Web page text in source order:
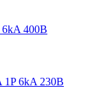
6kA 400В